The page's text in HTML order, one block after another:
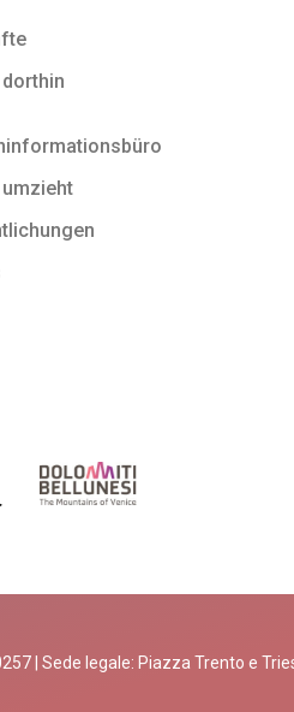
| Sede legale: Piazza Trento e